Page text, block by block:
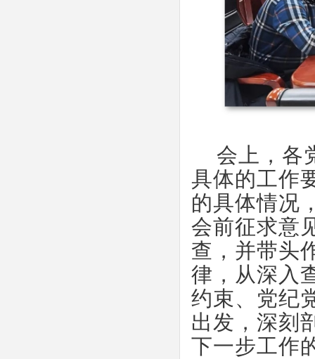
会上，各
具体的工作
的具体情况
会前征求意
查，并带头
律，从深入
约束、党纪
出发，深刻
下一步工作